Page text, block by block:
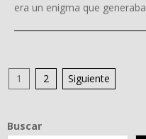
era un enigma que generaba
Paginación
entradas
1 2 Siguiente
Buscar